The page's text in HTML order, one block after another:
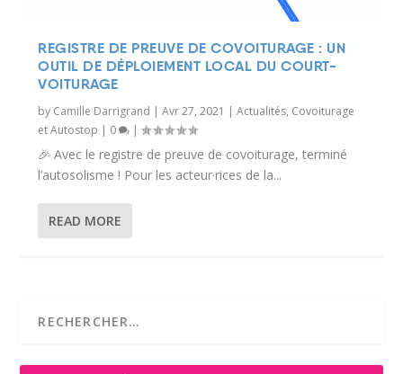
REGISTRE DE PREUVE DE COVOITURAGE : UN
OUTIL DE DÉPLOIEMENT LOCAL DU COURT-
VOITURAGE
by Camille Darrigrand |Avr 27, 2021 |Actualités, Covoiturage
et Autostop | 0 |
🎉 Avec le registre de preuve de covoiturage, terminé
l’autosolisme ! Pour les acteur·rices de la...
READ MORE